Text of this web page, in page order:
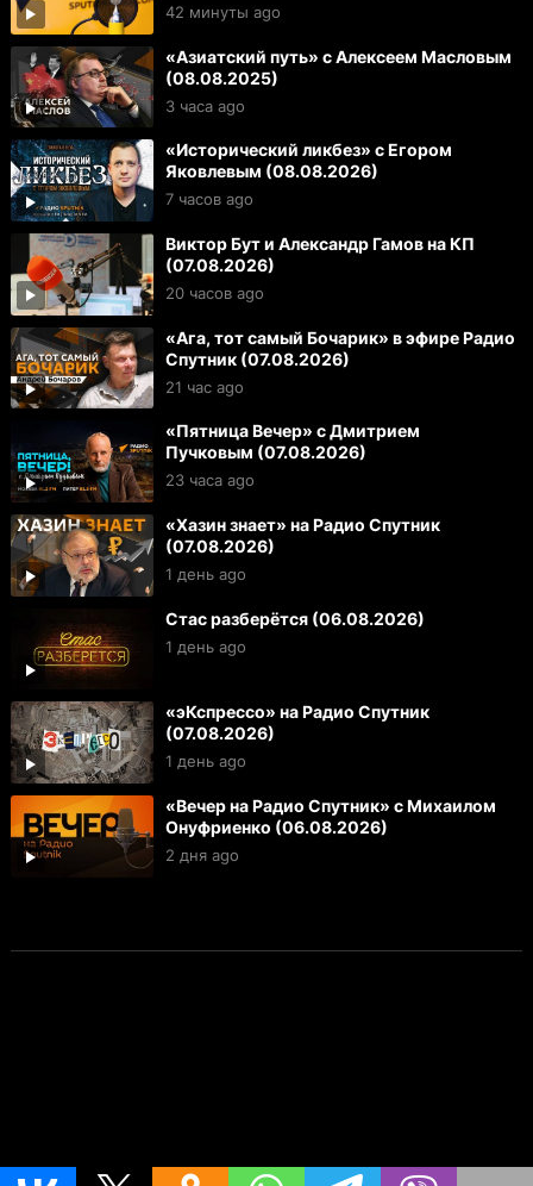
42 минуты ago
«Азиатский путь» с Алексеем Масловым
(08.08.2025)
3 часа ago
«Исторический ликбез» с Егором
Яковлевым (08.08.2026)
7 часов ago
Виктор Бут и Александр Гамов на КП
(07.08.2026)
20 часов ago
«Ага, тот самый Бочарик» в эфире Радио
Спутник (07.08.2026)
21 час ago
«Пятница Вечер» с Дмитрием
Пучковым (07.08.2026)
23 часа ago
«Хазин знает» на Радио Спутник
(07.08.2026)
1 день ago
Стас разберётся (06.08.2026)
1 день ago
«эКспрессо» на Радио Спутник
(07.08.2026)
1 день ago
«Вечер на Радио Спутник» с Михаилом
Онуфриенко (06.08.2026)
2 дня ago